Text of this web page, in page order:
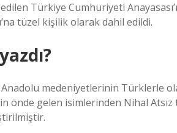
Türkiye Cumhuriyeti
tüzel kişilik olarak dahil edildi.
medeniyetlerinin Türklerle
önde gelen isimlerinden Nihal Atsız